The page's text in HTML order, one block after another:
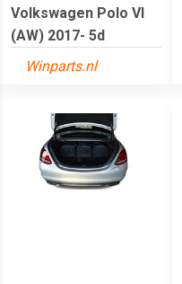
Volkswagen Polo VI
(AW) 2017- 5d
Winparts.nl